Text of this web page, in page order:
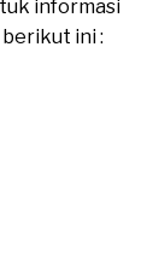
informasi
ini :